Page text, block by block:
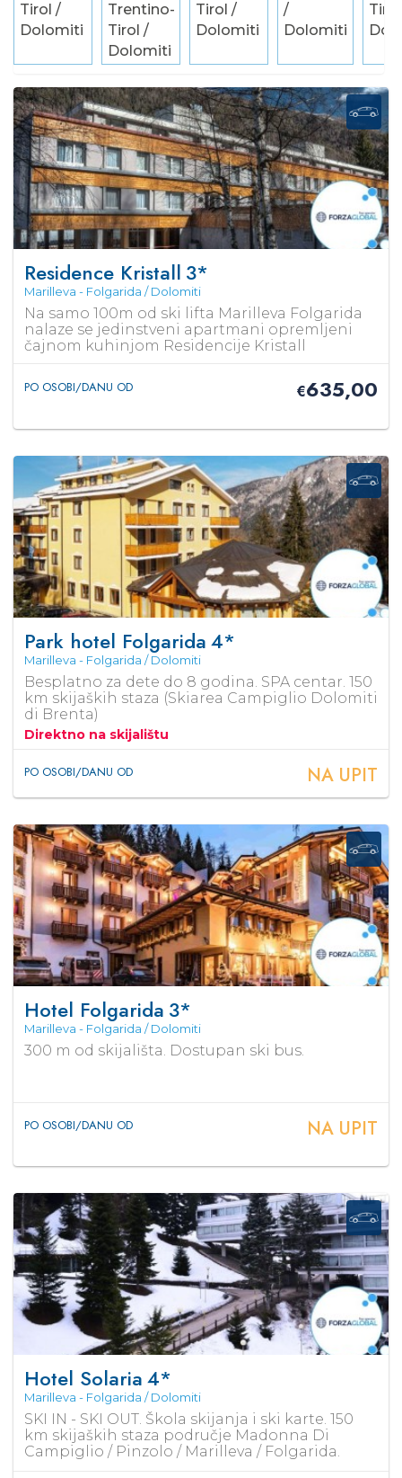
Tirol /
Dolomiti
Trentino-
Tirol /
Dolomiti
Tirol /
Dolomiti
/
Dolomiti
Residence Kristall 3*
Marilleva - Folgarida / Dolomiti
Na samo 100m od ski lifta Marilleva Folgarida
nalaze se jedinstveni apartmani opremljeni
čajnom kuhinjom Residencije Kristall
PO OSOBI/DANU OD €635,00
Park hotel Folgarida4*
Marilleva - Folgarida / Dolomiti
Besplatno za dete do 8 godina. SPA centar. 150
km skijaških staza (Skiarea Campiglio Dolomiti
di Brenta)
Direktno na skijalištu
PO OSOBI/DANU OD NA UPIT
Hotel Folgarida 3*
Marilleva - Folgarida / Dolomiti
300 m od skijališta. Dostupan ski bus.
PO OSOBI/DANU OD NA UPIT
Hotel Solaria4*
Marilleva - Folgarida / Dolomiti
SKI IN - SKI OUT. Škola skijanja i ski karte. 150
km skijaških staza područje Madonna Di
Campiglio / Pinzolo / Marilleva / Folgarida.